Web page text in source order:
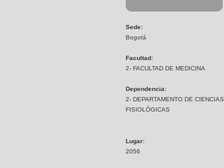
Sede:
Bogotá
Facultad:
2- FACULTAD DE MEDICINA
Dependencia:
2- DEPARTAMENTO DE CIENCIAS
FISIOLÓGICAS
Lugar:
2056